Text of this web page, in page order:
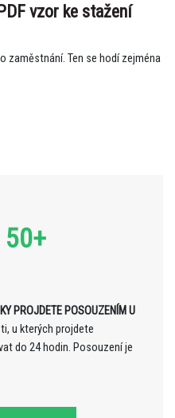
vzor ke stažení
zaměstnání. Ten se hodí zejména
PROJDETE POSOUZENÍM U
u kterých projdete
do 24 hodin. Posouzení je